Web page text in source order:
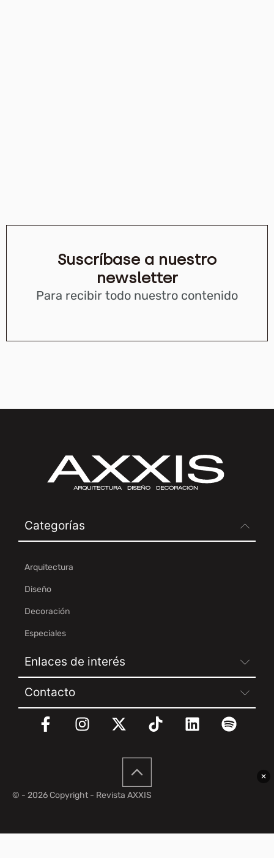
Suscríbase a nuestro
newsletter
Para recibir todo nuestro contenido
✕
Categorías
Arquitectura
Diseño
Decoración
Especiales
Enlaces de interés
Contacto
© - 2026 Copyright - Revista AXXIS